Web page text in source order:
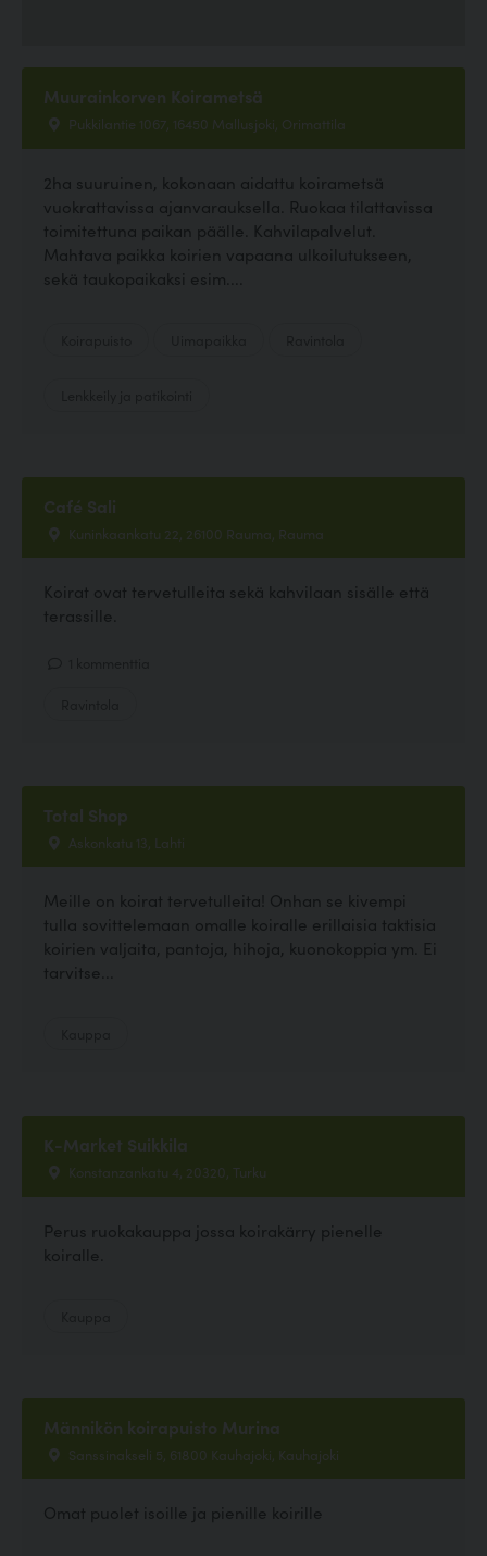
Muurainkorven Koirametsä
Pukkilantie 1067, 16450 Mallusjoki, Orimattila
2ha suuruinen, kokonaan aidattu koirametsä
vuokrattavissa ajanvarauksella. Ruokaa tilattavissa
toimitettuna paikan päälle. Kahvilapalvelut.
Mahtava paikka koirien vapaana ulkoilutukseen,
sekä taukopaikaksi esim....
Café Sali
Kuninkaankatu 22, 26100 Rauma, Rauma
Koirat ovat tervetulleita sekä kahvilaan sisälle että
terassille.
Total Shop
Askonkatu 13, Lahti
Meille on koirat tervetulleita! Onhan se kivempi
tulla sovittelemaan omalle koiralle erillaisia taktisia
koirien valjaita, pantoja, hihoja, kuonokoppia ym. Ei
tarvitse...
K-Market Suikkila
Konstanzankatu 4, 20320, Turku
Perus ruokakauppa jossa koirakärry pienelle
koiralle.
Männikön koirapuisto Murina
Sanssinakseli 5, 61800 Kauhajoki, Kauhajoki
Omat puolet isoille ja pienille koirille